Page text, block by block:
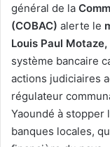
général de la
(COBAC) alerte le
Louis Paul Motaze,
système bancaire
actions judiciaires
régulateur
Yaoundé à stopper
banques locales,